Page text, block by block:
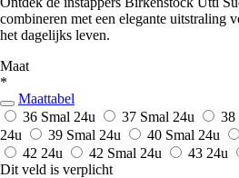
combineren met een elegante uitstraling
het dagelijks leven.
Maat
*
Maattabel
36 Smal 24u 37 Smal 24u 38
24u
39 Smal 24u 40 Smal 24u
42 24u 42 Smal 24u 43 24u
Dit veld is verplicht